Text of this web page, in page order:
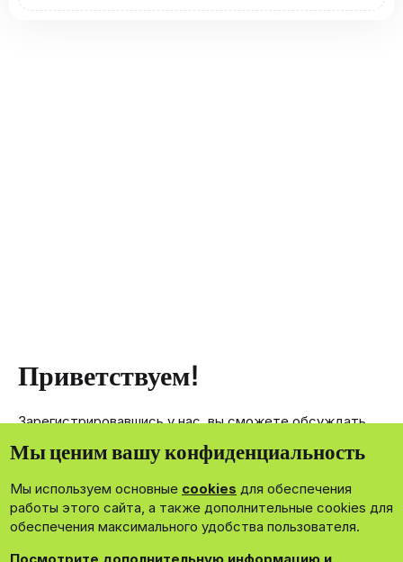
Приветствуем!
Зарегистрировавшись у нас, вы сможете обсуждать,
членам нашего сообщества.
Зарегистрироваться сейчас!
Мы ценим вашу конфиденциальность
Мы используем основные cookies для обеспечения
работы этого сайта, а также дополнительные cookies для
обеспечения максимального удобства пользователя.